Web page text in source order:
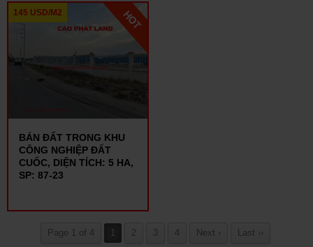
145 USD/M2
BÁN ĐẤT TRONG KHU
CÔNG NGHIỆP ĐẤT
CUỐC, DIỆN TÍCH: 5 HA,
SP: 87-23
Page 1 of 4 1 2 3 4 Next › Last ››